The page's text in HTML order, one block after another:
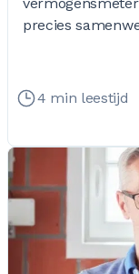
precies
4 min leestijd